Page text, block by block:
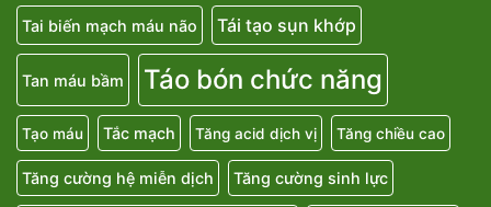
Tai biến mạch máu não Tái tạo sụn khớp
Tan máu bầm Táo bón chức năng
Tạo máu Tắc mạch Tăng acid dịch vị Tăng chiều cao
Tăng cường hệ miễn dịch Tăng cường sinh lực